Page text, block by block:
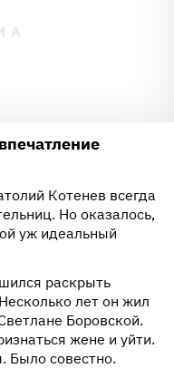
Котенев всегда
Но оказалось,
уж идеальный
раскрыть
лет он жил
Боровской.
жене и уйти.
Было совестно.